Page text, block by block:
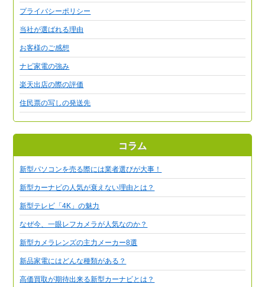
プライバシーポリシー
当社が選ばれる理由
お客様のご感想
ナビ家電の強み
楽天出店の際の評価
住民票の写しの発送先
コラム
新型パソコンを売る際には業者選びが大事！
新型カーナビの人気が衰えない理由とは？
新型テレビ「4K」の魅力
なぜ今、一眼レフカメラが人気なのか？
新型カメラレンズの主力メーカー8選
新品家電にはどんな種類がある？
高価買取が期待出来る新型カーナビとは？